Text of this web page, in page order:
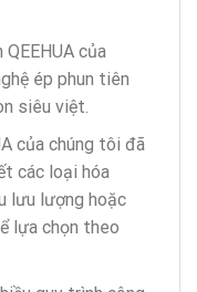
của
ép phun tiên
siêu việt.
của chúng tôi đã
các loại hóa
lưu lượng hoặc
lựa chọn theo